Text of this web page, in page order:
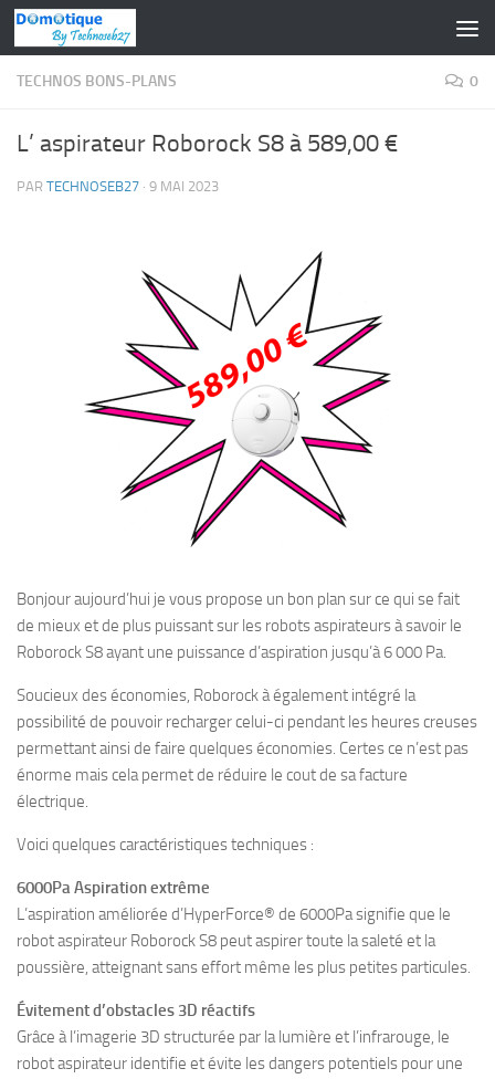
Skip to content
TECHNOS BONS-PLANS 0
L’ aspirateur Roborock S8 à 589,00 €
PAR TECHNOSEB27 · 9 MAI 2023
Bonjour aujourd’hui je vous propose un bon plan sur ce qui se fait
de mieux et de plus puissant sur les robots aspirateurs à savoir le
Roborock S8 ayant une puissance d’aspiration jusqu’à 6 000 Pa.
Soucieux des économies, Roborock à également intégré la
possibilité de pouvoir recharger celui-ci pendant les heures creuses
permettant ainsi de faire quelques économies. Certes ce n’est pas
énorme mais cela permet de réduire le cout de sa facture
électrique.
Voici quelques caractéristiques techniques :
6000Pa Aspiration extrême
L’aspiration améliorée d’HyperForce® de 6000Pa signifie que le
robot aspirateur Roborock S8 peut aspirer toute la saleté et la
poussière, atteignant sans effort même les plus petites particules.
Évitement d’obstacles 3D réactifs
Grâce à l’imagerie 3D structurée par la lumière et l’infrarouge, le
robot aspirateur identifie et évite les dangers potentiels pour une